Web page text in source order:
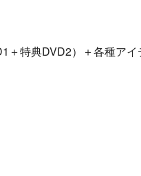
＋特典DVD2）＋各種ア